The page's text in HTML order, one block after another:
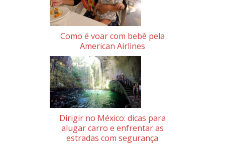
Como é voar com bebê pela
American Airlines
Dirigir no México: dicas para
alugar carro e enfrentar as
estradas com segurança